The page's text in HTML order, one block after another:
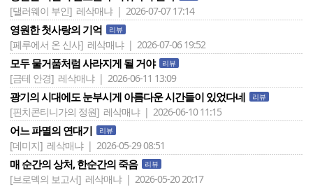
[댈러웨이 부인] 레삭매냐 | 2026-07-07 17:14
영원한 첫사랑의 기억 리뷰
[페루에서 온 신사] 레삭매냐 | 2026-07-06 19:52
모두 물거품처럼 사라지게 될 거야 리뷰
[금테 안경] 레삭매냐 | 2026-06-11 13:09
광기의 시대에도 눈부시게 아름다운 시간들이 있었다네 리뷰
[핀치콘티니가의 정원] 레삭매냐 | 2026-06-10 11:15
어느 파멸의 연대기 리뷰
[데미지] 레삭매냐 | 2026-05-29 08:51
매 순간의 상처, 한순간의 죽음 리뷰
[브로덱의 보고서] 레삭매냐 | 2026-05-20 20:17